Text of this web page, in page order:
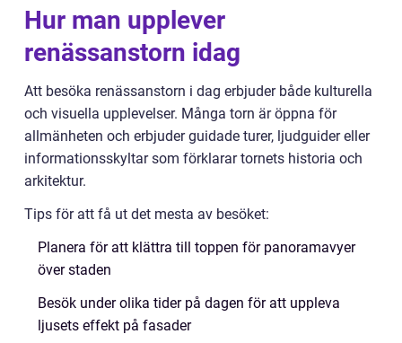
Hur man upplever
renässanstorn idag
Att besöka renässanstorn i dag erbjuder både kulturella
och visuella upplevelser. Många torn är öppna för
allmänheten och erbjuder guidade turer, ljudguider eller
informationsskyltar som förklarar tornets historia och
arkitektur.
Tips för att få ut det mesta av besöket:
Planera för att klättra till toppen för panoramavyer
över staden
Besök under olika tider på dagen för att uppleva
ljusets effekt på fasader